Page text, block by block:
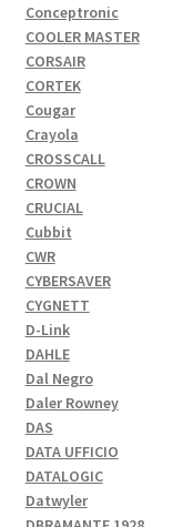
Conceptronic
COOLER MASTER
CORSAIR
CORTEK
Cougar
Crayola
CROSSCALL
CROWN
CRUCIAL
Cubbit
CWR
CYBERSAVER
CYGNETT
D-Link
DAHLE
Dal Negro
Daler Rowney
DAS
DATA UFFICIO
DATALOGIC
Datwyler